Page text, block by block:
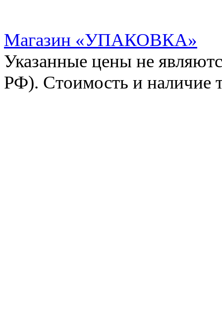
Магазин «УПАКОВКА»
Указанные цены не
РФ). Стоимость и наличие